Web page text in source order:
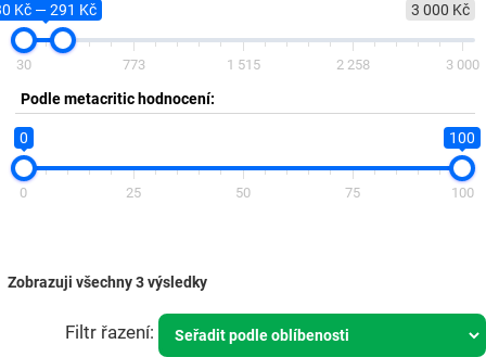
3 000 Kč
Kč — 291 Kč
30 773 1 515 2 258 3 000
Podle metacritic hodnocení:
0 100
0 25 50 75 100
Zobrazuji všechny 3 výsledky